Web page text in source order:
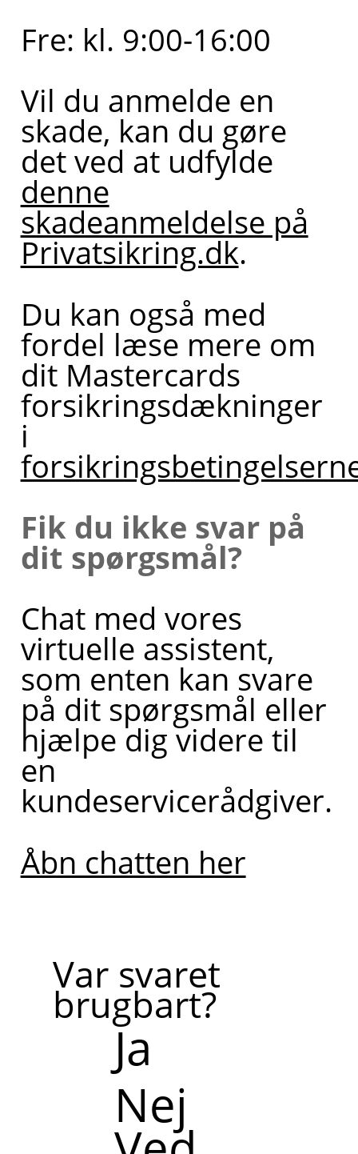
Fre: kl. 9:00-16:00
Vil du anmelde en
skade, kan du gøre
det ved at udfylde
denne
skadeanmeldelse på
Privatsikring.dk.
Du kan også med
fordel læse mere om
dit Mastercards
forsikringsdækninger
i
Fik du ikke svar på
dit spørgsmål?
Chat med vores
virtuelle assistent,
som enten kan svare
på dit spørgsmål eller
hjælpe dig videre til
en
kundeservicerådgiver.
Åbn chatten her
Var svaret
brugbart?
Ja
Nej